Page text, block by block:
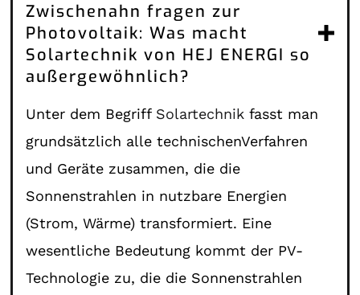
Zwischenahn fragen zur
Photovoltaik: Was macht
Solartechnik von HEJ ENERGI so
außergewöhnlich?
Unter dem Begriff Solartechnik fasst man
grundsätzlich alle technischenVerfahren
und Geräte zusammen, die die
Sonnenstrahlen in nutzbare Energien
(Strom, Wärme) transformiert. Eine
wesentliche Bedeutung kommt der PV-
Technologie zu, die die Sonnenstrahlen